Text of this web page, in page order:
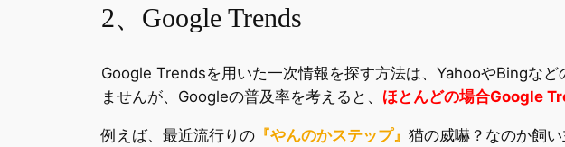
2、Google Trends
Google Trendsを用いた一次情報を探す方法は、YahooやBingな
ませんが、Googleの普及率を考えると、 ほとんどの場合Google
例えば、最近流行りの 『やんのかステップ』 猫の威嚇？なのか飼